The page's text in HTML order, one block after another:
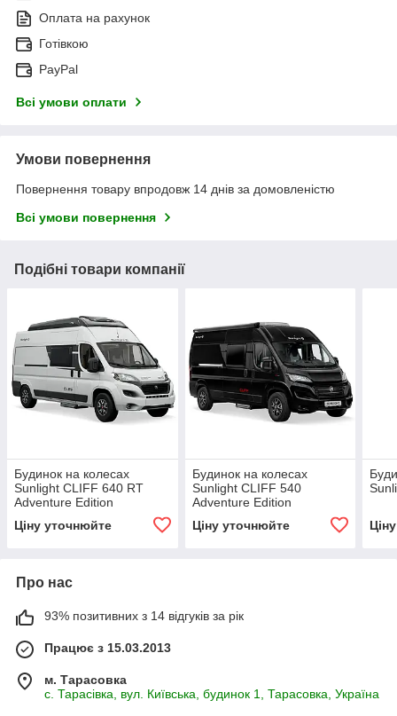
Оплата на рахунок
Готівкою
PayPal
Всі умови оплати
Умови повернення
Повернення товару впродовж 14 днів за домовленістю
Всі умови повернення
Подібні товари компанії
Будинок на колесах
Sunlight CLIFF 640 RT
Adventure Edition
Ціну уточнюйте
Будинок на колесах
Sunlight CLIFF 540
Adventure Edition
Ціну уточнюйте
Про нас
93% позитивних з 14 відгуків за рік
Працює з 15.03.2013
м. Тарасовка
с. Тарасівка, вул. Київська, будинок 1, Тарасовка, Україна